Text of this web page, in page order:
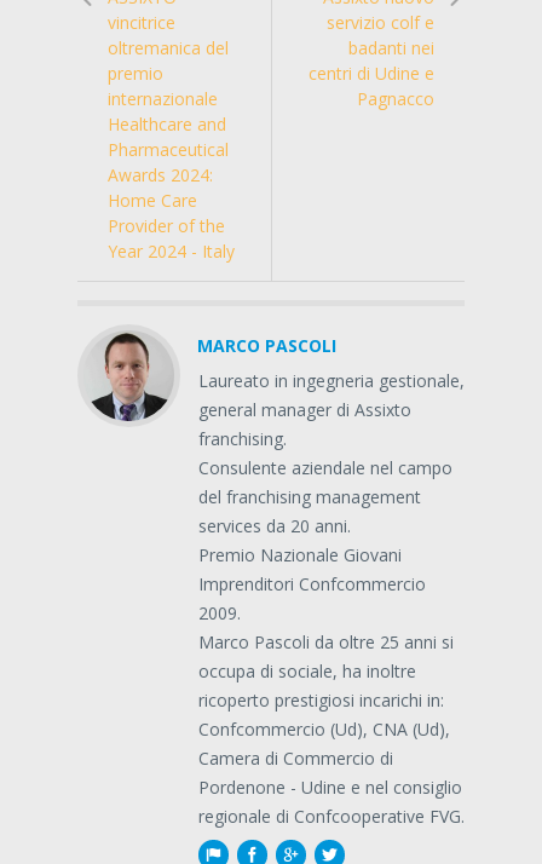
vincitrice
oltremanica del
premio
internazionale
Healthcare and
Pharmaceutical
Awards 2024:
Home Care
Provider of the
Year 2024 - Italy
servizio colf e
badanti nei
centri di Udine e
Pagnacco
MARCO PASCOLI
Laureato in ingegneria gestionale,
general manager di Assixto
franchising.
Consulente aziendale nel campo
del franchising management
services da 20 anni.
Premio Nazionale Giovani
Imprenditori Confcommercio
2009.
Marco Pascoli da oltre 25 anni si
occupa di sociale, ha inoltre
ricoperto prestigiosi incarichi in:
Confcommercio (Ud), CNA (Ud),
Camera di Commercio di
Pordenone - Udine e nel consiglio
regionale di Confcooperative FVG.